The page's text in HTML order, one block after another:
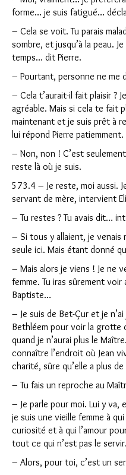
forme… je suis fatigué…
– Cela se voit. Tu parais
sombre, et jusqu’à la peau.
temps… dit Pierre.
– Pourtant, personne ne me
– Cela t’aurait-il fait plaisir ?
agréable. Mais si cela te fait
maintenant et je suis prêt à
lui répond Pierre patiemment.
– Non, non ! C’est
reste là où je suis.
573.4 – Je reste, moi aussi.
servant de mère, intervient
– Tu restes ? Tu avais dit…
– Si tous y allaient, je venais
seule ici. Mais étant donné
– Mais alors je viens ! Je ne
femme. Tu iras sûrement voir
Baptiste…
– Je suis de Bet-Çur et je
Bethléem pour voir la grotte
quand je n’aurai plus le
connaître l’endroit où Jean
charité, sûre qu’elle a plus
– Tu fais un reproche au
– Je parle pour moi. Lui y
je suis une vieille femme à
curiosité et à qui l’amour
tout ce qui n’est pas le servir.
– Alors, pour toi, c’est un